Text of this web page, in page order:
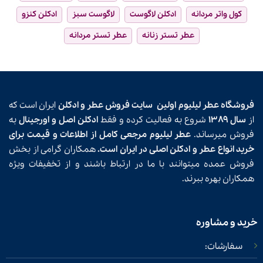
کول واتر مردانه
ادکلن لاگوست لاگوست سبز
ادکلن کنزو
عطر تستر زنانه
عطر تستر مردانه
فروشگاه عطر لیلیوم اولین سایت فروش عطر و ادکلن ایران است که
از سال ۱۳۸۹ شروع به فعالیت کرده و فقط ادکلن اصل و اورجینال به
فروش میرساند. عطر لیلیوم مرجعی کامل از اطلاعات و قیمت برای
خرید انواع عطر و ادکلن اصلی در ایران است.همکاران گرامی از بخش
فروش عمده میتوانند با ما در ارتباط باشند و از تخفیفات ویژه
همکاران بهره ببرند.
خرید و مشاوره
سفارشات: